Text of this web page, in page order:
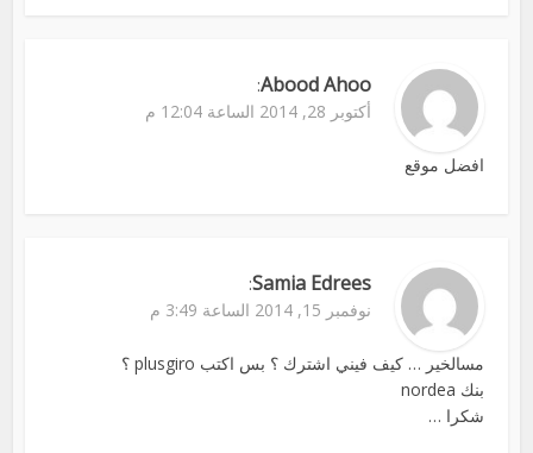
Abood Ahoo
:
أكتوبر 28, 2014 الساعة 12:04 م
افضل موقع
Samia Edrees
:
نوفمبر 15, 2014 الساعة 3:49 م
مسالخير … كيف فيني اشترك ؟ بس اكتب plusgiro ؟
بنك nordea
شكرا …